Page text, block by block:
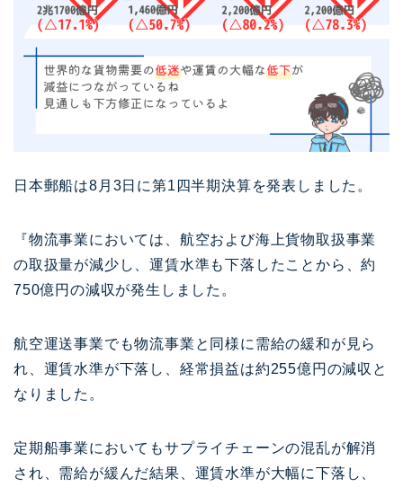
日本郵船は8月3日に第1四半期決算を発表しました。
『物流事業においては、航空および海上貨物取扱事業
の取扱量が減少し、運賃水準も下落したことから、約
750億円の減収が発生しました。
航空運送事業でも物流事業と同様に需給の緩和が見ら
れ、運賃水準が下落し、経常損益は約255億円の減収と
なりました。
定期船事業においてもサプライチェーンの混乱が解消
され、需給が緩んだ結果、運賃水準が大幅に下落し、